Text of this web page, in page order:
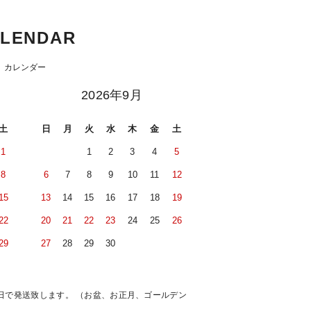
カレンダー
土
1
8
15
22
29
2026年9月
日 月 火 水 木 金 土
1 2 3 4 5
6 7 8 9 10 11 12
13 14 15 16 17 18 19
20 21 22 23 24 25 26
27 28 29 30
で発送致します。 （お盆、お正月、ゴールデン